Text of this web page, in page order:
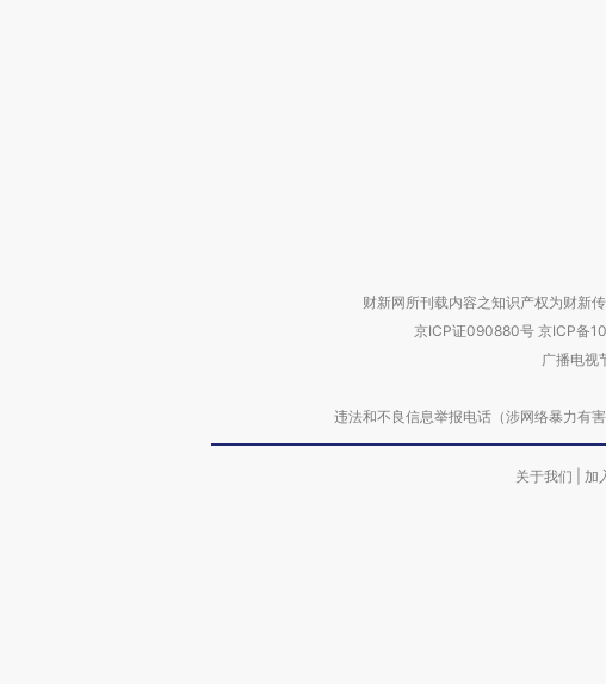
财新网所刊载内容之知识产权为财新
京ICP证090880号 京ICP备
广播电视
违法和不良信息举报电话（涉网络暴力
关于我们 加